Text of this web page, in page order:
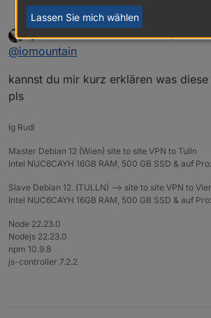
              </block>
            </value>
        </next>
      </block>
    </next>
  </block>
iomountain thewhobox
Elemente:
👍 👍 👍 👍 MEGA
funktioniert! Danke Dir!
bei dem Adapter machen.
Offline
MyzerATschrieb am12. März 2019, 11:57
zuletzt editiert von
@iomountain
kannst du mir kurz erklären was
pls
lg Rudi
Master Debian 12 (Wien) site to site VPN to Tulln
Intel NUC6CAYH 16GB RAM, 500 GB SSD & auf
Slave Debian 12. (TULLN) --> site to site VPN to
Intel NUC6CAYH 16GB RAM, 500 GB SSD & auf
Node 22.23.0
Nodejs 22.23.0
npm 10.9.8
js-controller 7.2.2
Lassen Sie mich wählen